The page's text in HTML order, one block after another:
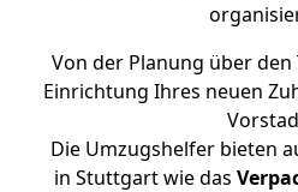
Von der Planung über
Einrichtung Ihres neuen
Die Umzugshelfer bieten
in Stuttgart wie das